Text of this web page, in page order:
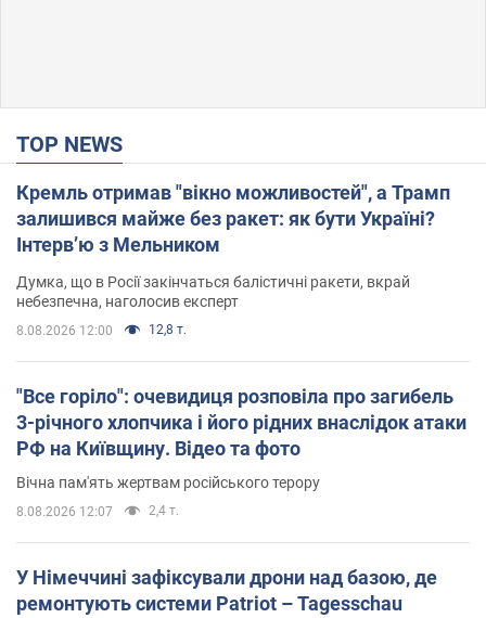
TOP NEWS
Кремль отримав "вікно можливостей", а Трамп
залишився майже без ракет: як бути Україні?
Інтерв’ю з Мельником
Думка, що в Росії закінчаться балістичні ракети, вкрай
небезпечна, наголосив експерт
8.08.2026 12:00 12,8 т.
"Все горіло": очевидиця розповіла про загибель
3-річного хлопчика і його рідних внаслідок атаки
РФ на Київщину. Відео та фото
Вічна пам'ять жертвам російського терору
8.08.2026 12:07 2,4 т.
У Німеччині зафіксували дрони над базою, де
ремонтують системи Patriot – Tagesschau